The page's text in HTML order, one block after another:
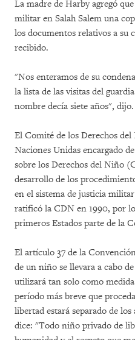
La madre de Harby agregó
militar en Salah Salem una
los documentos relativos a su
recibido.
"Nos enteramos de su
la lista de las visitas del
nombre decía siete años", dijo.
El Comité de los Derechos
Naciones Unidas encargado
sobre los Derechos del Niño
desarrollo de los
en el sistema de justicia
ratificó la CDN en 1990, por
primeros Estados parte de la
El artículo 37 de la
de un niño se llevara a cabo
utilizará tan solo como
período más breve que
libertad estará separado de
dice: "Todo niño privado de